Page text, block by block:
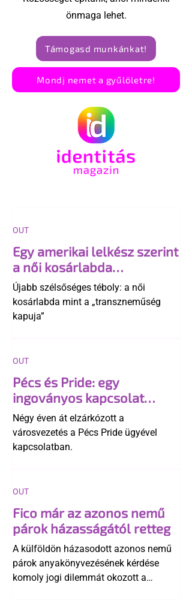
önmaga lehet.
Támogasd munkánkat!
Mondj nemet a gyűlöletre!
Egy amerikai lelkész szerint
a női kosárlabda
transzneműséghez vezet
Újabb szélsőséges téboly: a női
kosárlabda mint a „transzneműség
kapuja”
OUT
Pécs és Pride: egy
ingoványos kapcsolat
története
Négy éven át elzárkózott a
városvezetés a Pécs Pride ügyével
kapcsolatban.
OUT
Fico már az azonos nemű
párok házasságától retteg
A külföldön házasodott azonos nemű
párok anyakönyvezésének kérdése
komoly jogi dilemmát okozott a
OUT